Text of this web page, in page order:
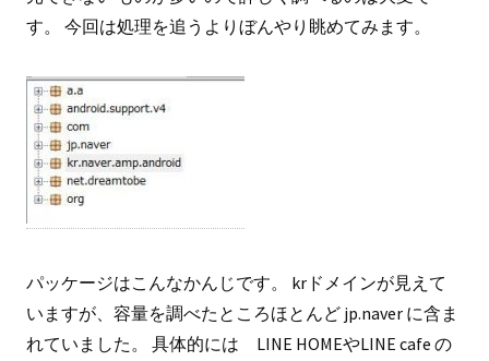
す。 今回は処理を追うよりぼんやり眺めてみます。
パッケージはこんなかんじです。 krドメインが見えて
いますが、容量を調べたところほとんど jp.naver に含ま
れていました。 具体的には LINE HOMEやLINE cafe の